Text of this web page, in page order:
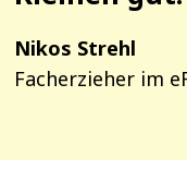
Nikos Strehl
Facherzieher im